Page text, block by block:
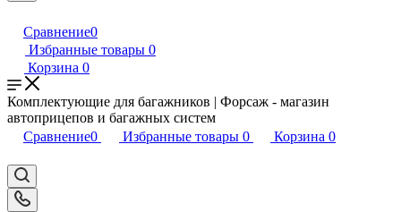
Сравнение0
Избранные товары 0
Корзина 0
Комплектующие для багажников | Форсаж - магазин
автоприцепов и багажных систем
Сравнение0 Избранные товары 0 Корзина 0